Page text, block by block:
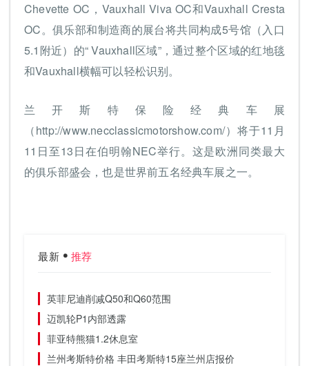
Chevette OC，Vauxhall Viva OC和Vauxhall Cresta
OC。俱乐部和制造商的展台将共同构成5号馆（入口
5.1附近）的“ Vauxhall区域”，通过整个区域的红地毯
和Vauxhall横幅可以轻松识别。
兰开斯特保险经典车展
（http://www.necclassicmotorshow.com/）将于11月
11日至13日在伯明翰NEC举行。这是欧洲同类最大
的俱乐部盛会，也是世界前五名经典车展之一。
最新 推荐
英菲尼迪削减Q50和Q60范围
迈凯轮P1内部透露
菲亚特熊猫1.2休息室
兰州考斯特价格 丰田考斯特15座兰州店报价